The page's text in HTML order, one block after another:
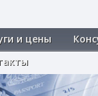
и цены